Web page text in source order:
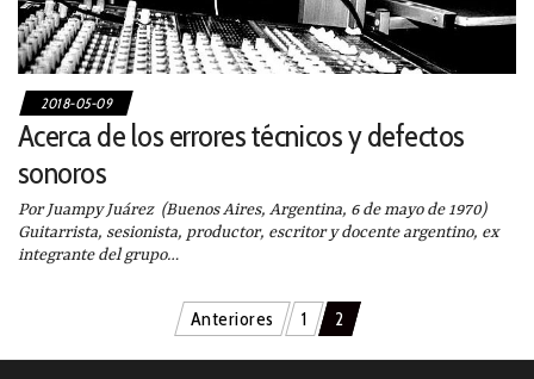
2018-05-09
Acerca de los errores técnicos y defectos
sonoros
Por Juampy Juárez (Buenos Aires, Argentina, 6 de mayo de 1970)
Guitarrista, sesionista, productor, escritor y docente argentino, ex
integrante del grupo…
Navegación
de
Anteriores 1 2